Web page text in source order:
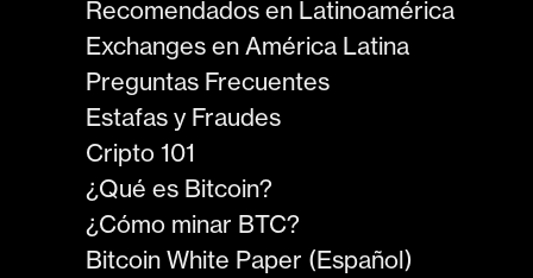
Recomendados en Latinoamérica
Exchanges en América Latina
Preguntas Frecuentes
Estafas y Fraudes
Cripto 101
¿Qué es Bitcoin?
¿Cómo minar BTC?
Bitcoin White Paper (Español)